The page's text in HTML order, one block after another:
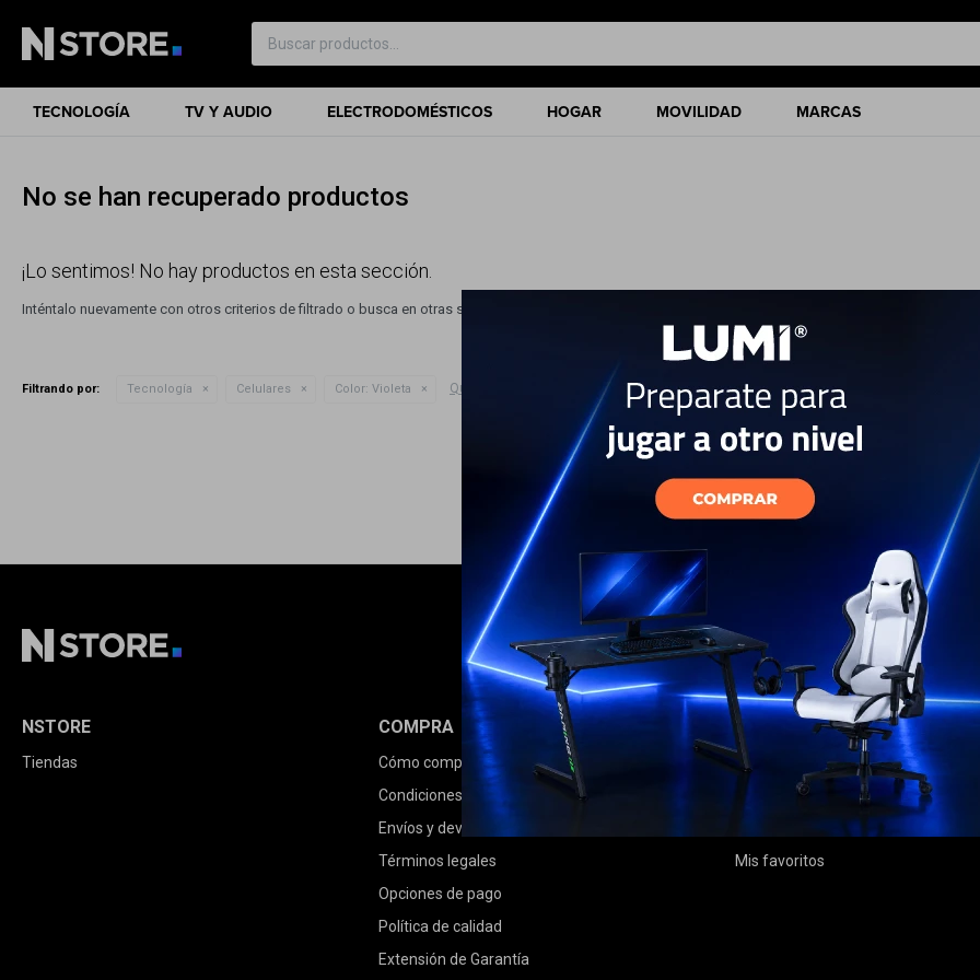
TECNOLOGÍA TV Y AUDIO ELECTRODOMÉSTICOS HOGAR MOVILIDAD MARCAS
No se han recuperado productos
¡Lo sentimos! No hay productos en esta sección.
Inténtalo nuevamente con otros criterios de filtrado o busca en otras secciones de nuestro catálogo.
Filtrando por: Tecnología Celulares Color: Violeta Quitar filtros
NSTORE
Tiendas
COMPRA
Cómo comprar
Condiciones de compra
Envíos y devoluciones
Términos legales
Opciones de pago
Política de calidad
Extensión de Garantía
MI CUENTA
Mi cuenta
Mis compras
Mis favoritos